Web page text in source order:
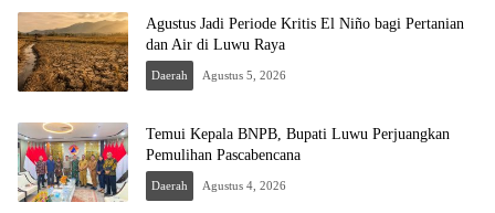
Agustus Jadi Periode Kritis El Niño bagi Pertanian
dan Air di Luwu Raya
Daerah Agustus 5, 2026
Temui Kepala BNPB, Bupati Luwu Perjuangkan
Pemulihan Pascabencana
Daerah Agustus 4, 2026